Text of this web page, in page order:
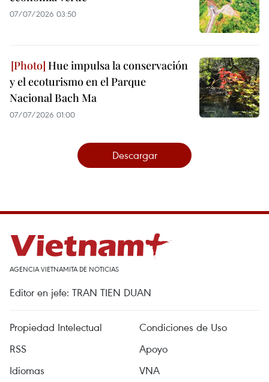
07/07/2026 03:50
Hue impulsa la conservación
y el ecoturismo en el Parque
Nacional Bach Ma
07/07/2026 01:00
Descargar
AGENCIA VIETNAMITA DE NOTICIAS
Editor en jefe: TRAN TIEN DUAN
Propiedad Intelectual
Condiciones de Uso
RSS
Apoyo
Idiomas
VNA